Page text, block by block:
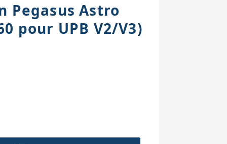
Pegasus Astro
pour UPB V2/V3)